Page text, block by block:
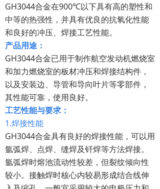
GH3044合金在900℃以下具有高的塑性和
中等的热强性，并具有优良的抗氧化性能
和良好的冲压、焊接工艺性能。
产品用途：
GH3044合金已用于制作航空发动机燃烧室
和加力燃烧室的板材冲压和焊接结构件，
以及安装边、导管和导向叶片等零部件，
其性能可靠，使用良好。
工艺性能与要求：
1.焊接性能
GH3044合金具有良好的焊接性能，可以用
氩弧焊、点焊、缝焊及钎焊等方法焊接。
氩弧焊时熔池流动性较差，但裂纹倾向性
较小。接触焊时核心内较易形成结合线伸